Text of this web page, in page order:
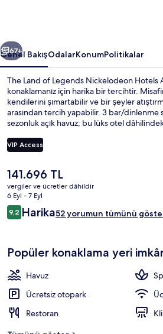
fotoğraf
galerisi
Sonraki
67+
Genel BakışOdalarKonumPolitikalar
The Land of Legends Nickelodeon Hotels
konaklamanız için harika bir tercihtir.
kendilerini şımartabilir ve bir şeyler
arasından tercih yapabilir. 3 bar/dinlenme
sezonluk açık havuz; bu lüks otel
VIP Access
Şu
anki
fiyat
141.696 TL
141.696 TL
vergiler ve ücretler dâhildir
6 Eyl - 7 Eyl
Yorumlar
9,29,2/10
Harika52 yorumun tümünü
Popüler konaklama yeri
Havuz
Ücretsiz otopark
Restoran